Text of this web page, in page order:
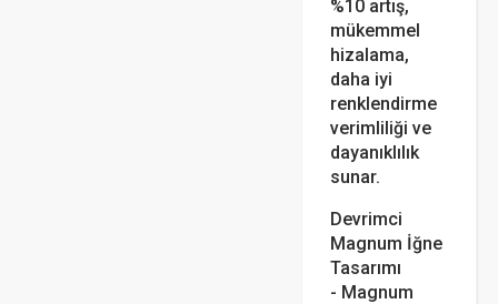
%10 artış,
mükemmel
hizalama,
daha iyi
renklendirme
verimliliği ve
dayanıklılık
sunar.
Devrimci
Magnum İğne
Tasarımı
- Magnum